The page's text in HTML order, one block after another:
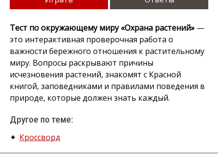
Тест по окружающему миру «Охрана растений» —
это интерактивная проверочная работа о
важности бережного отношения к растительному
миру. Вопросы раскрывают причины
исчезновения растений, знакомят с Красной
книгой, заповедниками и правилами поведения в
природе, которые должен знать каждый.
Другое по теме:
✦ Кроссворд